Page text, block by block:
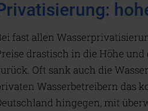
fast allen
drastisch in die Höhe
Oft sank auch die
Wasserbetreibern das
hingegen, mit